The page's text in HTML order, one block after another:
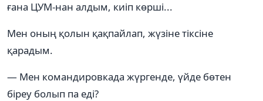
ғана ЦУМ-нан алдым, киіп көрші...
Мен оның қолын қақпайлап, жүзіне тіксіне
қарадым.
— Мен командировкада жүргенде, үйде бөтен
біреу болып па еді?